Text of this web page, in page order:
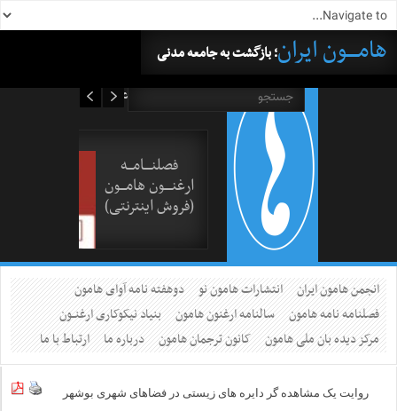
هامــــون ایران؛ بازگشت به جامعه مدنی
فصلنــــامـــه
ارغنــــون هامـــون
(فروش اینترنتی)
انجمن هامون ایران انتشارات هامون نو
دوهفته نامه آوای هامون
فصلنامه نامه هامون
سالنامه ارغنون هامون
بنیاد نیکوکاری ارغنــون
مرکز دیده بان ملی هامون
کانون ترجمان هامون درباره ما ارتباط با ما
روایت یک مشاهده گر دایره های زیستی در فضاهای شهری بوشهر